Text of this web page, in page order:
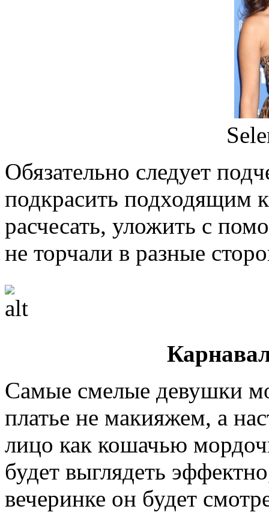
Обязательно следует
подкрасить подходящим
расчесать, уложить с
не торчали в разные
Самые смелые девушки
платье не макияжем, а
лицо как кошачью
будет выглядеть
вечеринке он будет